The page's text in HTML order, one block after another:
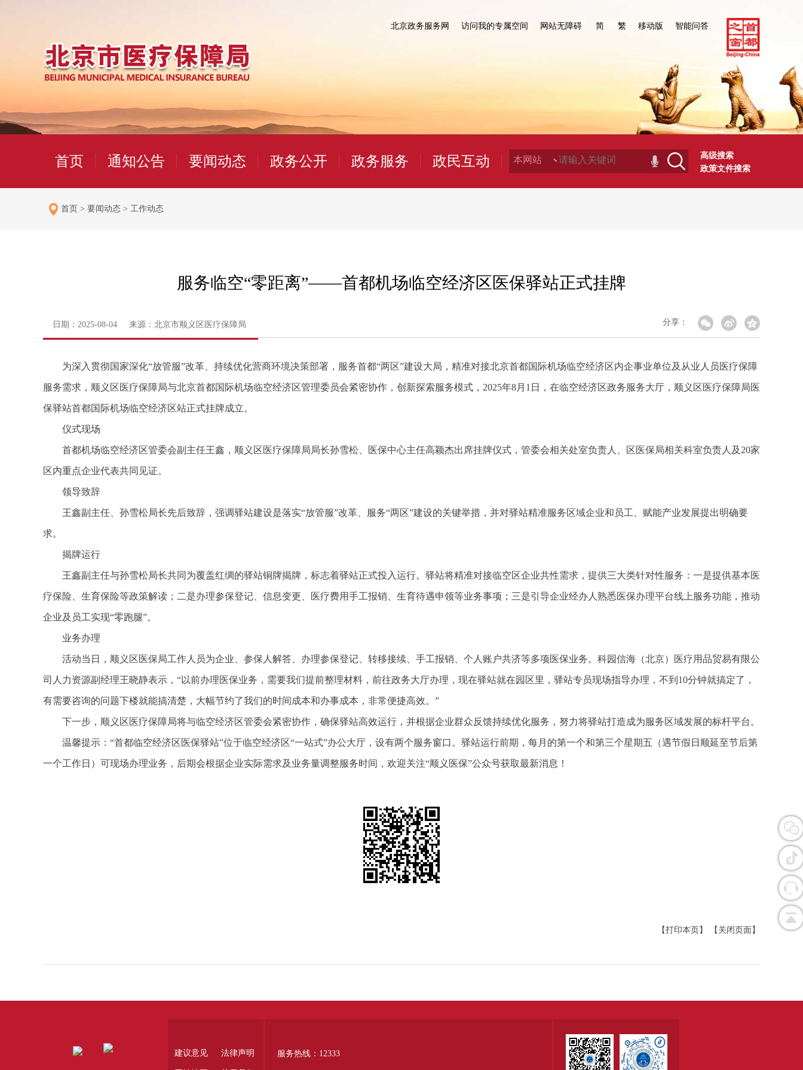
北京政务服务网 访问我的专属空间 网站无障碍 简 繁 移动版 智能问答
首页 通知公告 要闻动态 政务公开 政务服务 政民互动
高级搜索
政策文件搜索
首页 > 要闻动态 > 工作动态
服务临空“零距离”——首都机场临空经济区医保驿站正式挂牌
日期：2025-08-04 来源：北京市顺义区医疗保障局 分享：
为深入贯彻国家深化“放管服”改革、持续优化营商环境决策部署，服务首都“两区”建设大局，精准对接北京首都国际机场临空经济区内企事业单位及从业人员医疗保障
服务需求，顺义区医疗保障局与北京首都国际机场临空经济区管理委员会紧密协作，创新探索服务模式，2025年8月1日，在临空经济区政务服务大厅，顺义区医疗保障局医
保驿站首都国际机场临空经济区站正式挂牌成立。
仪式现场
首都机场临空经济区管委会副主任王鑫，顺义区医疗保障局局长孙雪松、医保中心主任高颖杰出席挂牌仪式，管委会相关处室负责人、区医保局相关科室负责人及20家
区内重点企业代表共同见证。
领导致辞
王鑫副主任、孙雪松局长先后致辞，强调驿站建设是落实“放管服”改革、服务“两区”建设的关键举措，并对驿站精准服务区域企业和员工、赋能产业发展提出明确要
求。
揭牌运行
王鑫副主任与孙雪松局长共同为覆盖红绸的驿站铜牌揭牌，标志着驿站正式投入运行。驿站将精准对接临空区企业共性需求，提供三大类针对性服务：一是提供基本医
疗保险、生育保险等政策解读；二是办理参保登记、信息变更、医疗费用手工报销、生育待遇申领等业务事项；三是引导企业经办人熟悉医保办理平台线上服务功能，推动
企业及员工实现“零跑腿”。
业务办理
活动当日，顺义区医保局工作人员为企业、参保人解答、办理参保登记、转移接续、手工报销、个人账户共济等多项医保业务。科园信海（北京）医疗用品贸易有限公
司人力资源副经理王晓静表示，“以前办理医保业务，需要我们提前整理材料，前往政务大厅办理，现在驿站就在园区里，驿站专员现场指导办理，不到10分钟就搞定了，
有需要咨询的问题下楼就能搞清楚，大幅节约了我们的时间成本和办事成本，非常便捷高效。”
下一步，顺义区医疗保障局将与临空经济区管委会紧密协作，确保驿站高效运行，并根据企业群众反馈持续优化服务，努力将驿站打造成为服务区域发展的标杆平台。
温馨提示：“首都临空经济区医保驿站”位于临空经济区“一站式”办公大厅，设有两个服务窗口。驿站运行前期，每月的第一个和第三个星期五（遇节假日顺延至节后第
一个工作日）可现场办理业务，后期会根据企业实际需求及业务量调整服务时间，欢迎关注“顺义医保”公众号获取最新消息！
【打印本页】 【关闭页面】
建议意见 法律声明 服务热线：12333